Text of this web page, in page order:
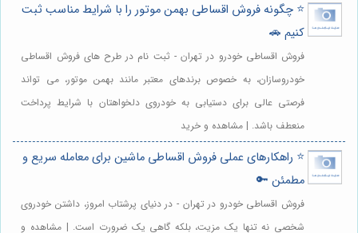
⭐️ چگونه فروش اقساطی بهمن موتور را با شرایط مناسب ثبت
کنیم 🚗
فروش اقساطی خودرو در تهران - ثبت نام در طرح های فروش اقساطی
خودروسازان، به خصوص برندهای معتبر مانند بهمن موتور، می تواند
فرصتی عالی برای دستیابی به خودروی دلخواهتان با شرایط پرداخت
منعطف باشد. | مشاهده و خرید
⭐️ راهکارهای عملی فروش اقساطی ماشین برای معامله سریع و
مطمئن 🔑
فروش اقساطی خودرو در تهران - در دنیای پرشتاب امروز، داشتن خودروی
شخصی نه تنها یک مزیت، بلکه گاهی یک ضرورت است. | مشاهده و